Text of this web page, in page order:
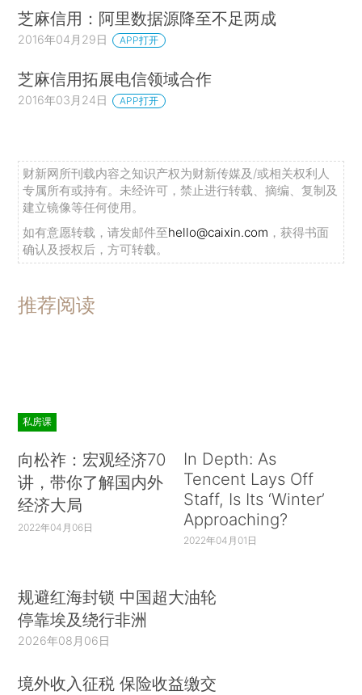
芝麻信用：阿里数据源降至不足两成
2016年04月29日 APP打开
芝麻信用拓展电信领域合作
2016年03月24日 APP打开
财新网所刊载内容之知识产权为财新传媒及/或相关权利人
专属所有或持有。未经许可，禁止进行转载、摘编、复制及
建立镜像等任何使用。
如有意愿转载，请发邮件至hello@caixin.com ，获得书面
确认及授权后，方可转载。
推荐阅读
私房课
向松祚：宏观经济70
讲，带你了解国内外
经济大局
2022年04月06日
In Depth: As
Tencent Lays Off
Staff, Is Its ‘Winter’
Approaching?
2022年04月01日
规避红海封锁 中国超大油轮
停靠埃及绕行非洲
2026年08月06日
境外收入征税 保险收益缴交